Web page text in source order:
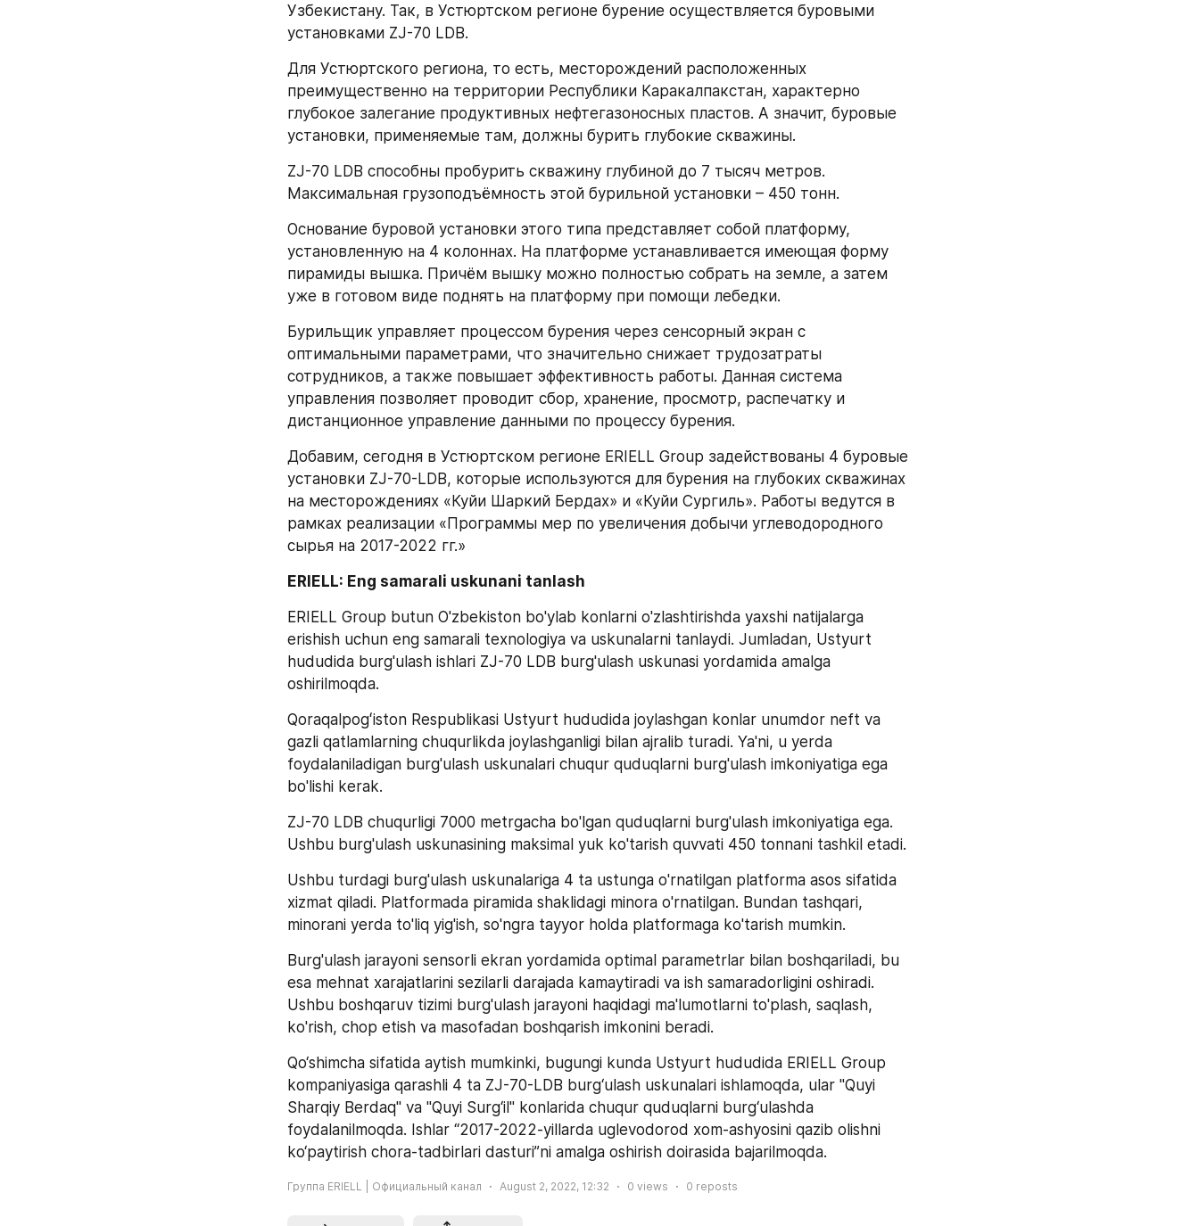
Узбекистану. Так, в Устюртском регионе бурение осуществляется буровыми
установками ZJ-70 LDB.
Для Устюртского региона, то есть, месторождений расположенных
преимущественно на территории Республики Каракалпакстан, характерно
глубокое залегание продуктивных нефтегазоносных пластов. А значит, буровые
установки, применяемые там, должны бурить глубокие скважины.
ZJ-70 LDB способны пробурить скважину глубиной до 7 тысяч метров.
Максимальная грузоподъёмность этой бурильной установки – 450 тонн.
Основание буровой установки этого типа представляет собой платформу,
установленную на 4 колоннах. На платформе устанавливается имеющая форму
пирамиды вышка. Причём вышку можно полностью собрать на земле, а затем
уже в готовом виде поднять на платформу при помощи лебедки.
Бурильщик управляет процессом бурения через сенсорный экран с
оптимальными параметрами, что значительно снижает трудозатраты
сотрудников, а также повышает эффективность работы. Данная система
управления позволяет проводит сбор, хранение, просмотр, распечатку и
дистанционное управление данными по процессу бурения.
Добавим, сегодня в Устюртском регионе ERIELL Group задействованы 4 буровые
установки ZJ-70-LDB, которые используются для бурения на глубоких скважинах
на месторождениях «Куйи Шаркий Бердах» и «Куйи Сургиль». Работы ведутся в
рамках реализации «Программы мер по увеличения добычи углеводородного
сырья на 2017-2022 гг.»
ERIELL: Eng samarali uskunani tanlash
ERIELL Group butun O'zbekiston bo'ylab konlarni o'zlashtirishda yaxshi natijalarga
erishish uchun eng samarali texnologiya va uskunalarni tanlaydi. Jumladan, Ustyurt
hududida burg'ulash ishlari ZJ-70 LDB burg'ulash uskunasi yordamida amalga
oshirilmoqda.
Qoraqalpogʻiston Respublikasi Ustyurt hududida joylashgan konlar unumdor neft va
gazli qatlamlarning chuqurlikda joylashganligi bilan ajralib turadi. Ya'ni, u yerda
foydalaniladigan burg'ulash uskunalari chuqur quduqlarni burg'ulash imkoniyatiga ega
bo'lishi kerak.
ZJ-70 LDB chuqurligi 7000 metrgacha bo'lgan quduqlarni burg'ulash imkoniyatiga ega.
Ushbu burg'ulash uskunasining maksimal yuk ko'tarish quvvati 450 tonnani tashkil etadi.
Ushbu turdagi burg'ulash uskunalariga 4 ta ustunga o'rnatilgan platforma asos sifatida
xizmat qiladi. Platformada piramida shaklidagi minora o'rnatilgan. Bundan tashqari,
minorani yerda to'liq yig'ish, so'ngra tayyor holda platformaga ko'tarish mumkin.
Burg'ulash jarayoni sensorli ekran yordamida optimal parametrlar bilan boshqariladi, bu
esa mehnat xarajatlarini sezilarli darajada kamaytiradi va ish samaradorligini oshiradi.
Ushbu boshqaruv tizimi burg'ulash jarayoni haqidagi ma'lumotlarni to'plash, saqlash,
ko'rish, chop etish va masofadan boshqarish imkonini beradi.
Qo‘shimcha sifatida aytish mumkinki, bugungi kunda Ustyurt hududida ERIELL Group
kompaniyasiga qarashli 4 ta ZJ-70-LDB burg‘ulash uskunalari ishlamoqda, ular "Quyi
Sharqiy Berdaq" va "Quyi Surg‘il" konlarida chuqur quduqlarni burg‘ulashda
foydalanilmoqda. Ishlar “2017-2022-yillarda uglevodorod xom-ashyosini qazib olishni
ko‘paytirish chora-tadbirlari dasturi”ni amalga oshirish doirasida bajarilmoqda.
Группа ERIELL | Официальный канал August 2, 2022, 12:32 0 views 0 reposts